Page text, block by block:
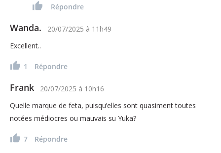
Répondre
Wanda. 20/07/2025 à 11h49
Excellent..
1 Répondre
Frank 20/07/2025 à 10h16
Quelle marque de feta, puisqu’elles sont quasiment toutes
notées médiocres ou mauvais su Yuka?
7 Répondre